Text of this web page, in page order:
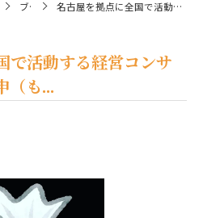
ブログ 名古屋を拠点に全国で活動する経営コンサルタントの毛利京申（も...
で活動する経営コンサ
（も...